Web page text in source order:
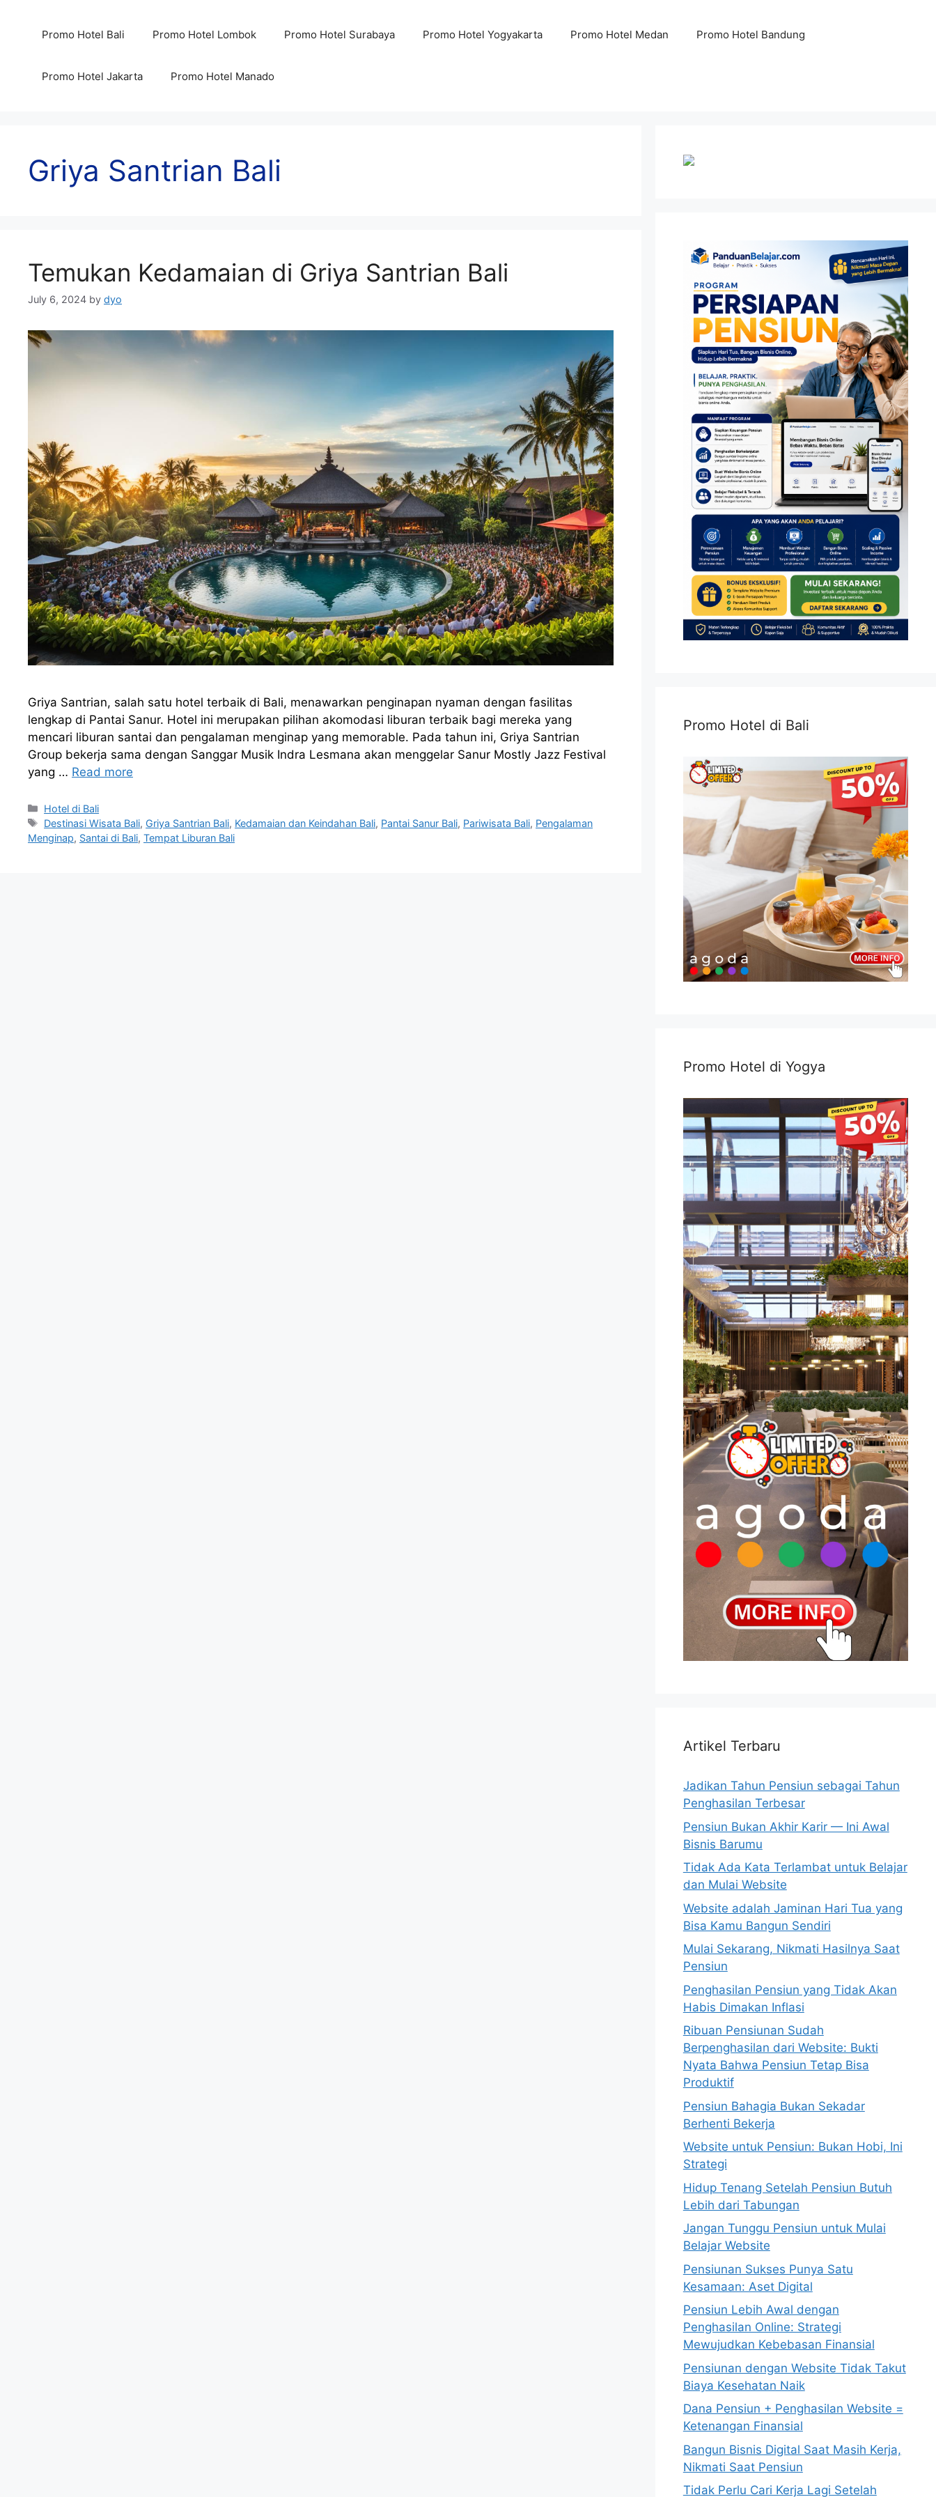
Promo Hotel Bali Promo Hotel Lombok Promo Hotel Surabaya Promo Hotel Yogyakarta Promo Hotel Medan Promo Hotel Bandung
Promo Hotel Jakarta Promo Hotel Manado
Griya Santrian Bali
Temukan Kedamaian di Griya Santrian Bali
July 6, 2024 by dyo
Griya Santrian, salah satu hotel terbaik di Bali, menawarkan penginapan nyaman dengan fasilitas
lengkap di Pantai Sanur. Hotel ini merupakan pilihan akomodasi liburan terbaik bagi mereka yang
mencari liburan santai dan pengalaman menginap yang memorable. Pada tahun ini, Griya Santrian
Group bekerja sama dengan Sanggar Musik Indra Lesmana akan menggelar Sanur Mostly Jazz Festival
yang … Read more
Categories
Hotel di Bali
Tags
Destinasi Wisata Bali, Griya Santrian Bali, Kedamaian dan Keindahan Bali, Pantai Sanur Bali, Pariwisata Bali, Pengalaman
Menginap, Santai di Bali, Tempat Liburan Bali
Promo Hotel di Bali
Promo Hotel di Yogya
Artikel Terbaru
Jadikan Tahun Pensiun sebagai Tahun
Penghasilan Terbesar
Pensiun Bukan Akhir Karir — Ini Awal
Bisnis Barumu
Tidak Ada Kata Terlambat untuk Belajar
dan Mulai Website
Website adalah Jaminan Hari Tua yang
Bisa Kamu Bangun Sendiri
Mulai Sekarang, Nikmati Hasilnya Saat
Pensiun
Penghasilan Pensiun yang Tidak Akan
Habis Dimakan Inflasi
Ribuan Pensiunan Sudah
Berpenghasilan dari Website: Bukti
Nyata Bahwa Pensiun Tetap Bisa
Produktif
Pensiun Bahagia Bukan Sekadar
Berhenti Bekerja
Website untuk Pensiun: Bukan Hobi, Ini
Strategi
Hidup Tenang Setelah Pensiun Butuh
Lebih dari Tabungan
Jangan Tunggu Pensiun untuk Mulai
Belajar Website
Pensiunan Sukses Punya Satu
Kesamaan: Aset Digital
Pensiun Lebih Awal dengan
Penghasilan Online: Strategi
Mewujudkan Kebebasan Finansial
Pensiunan dengan Website Tidak Takut
Biaya Kesehatan Naik
Dana Pensiun + Penghasilan Website =
Ketenangan Finansial
Bangun Bisnis Digital Saat Masih Kerja,
Nikmati Saat Pensiun
Tidak Perlu Cari Kerja Lagi Setelah